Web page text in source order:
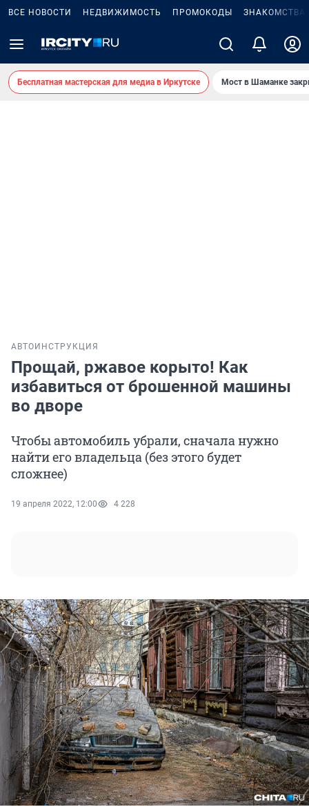
ВСЕ НОВОСТИ НЕДВИЖИМОСТЬ ПРОМОКОДЫ ЗНАКОМСТВА
Бесплатная мастерская для медиа в Иркутске Мост в Шаманке
АВТО ИНСТРУКЦИЯ
Прощай, ржавое корыто! Как
избавиться от брошенной машины
во дворе
Чтобы автомобиль убрали, сначала нужно
найти его владельца (без этого будет
сложнее)
19 апреля 2022, 12:00 4 228